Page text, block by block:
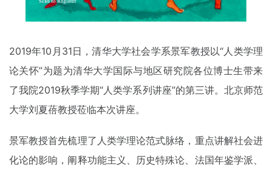
2019年10月31日，清华大学社会学系景军教授以“人类学理
论关怀”为题为清华大学国际与地区研究院各位博士生带来
了我院2019秋季学期“人类学系列讲座”的第三讲。北京师范
大学刘夏蓓教授莅临本次讲座。
景军教授首先梳理了人类学理论范式脉络，重点讲解社会进
化论的影响，阐释功能主义、历史特殊论、法国年鉴学派、